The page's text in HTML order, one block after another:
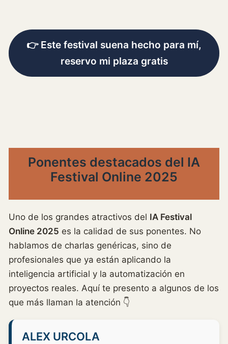
👉 Este festival suena hecho para mí,
reservo mi plaza gratis
Ponentes destacados del IA
Festival Online 2025
Uno de los grandes atractivos del IA Festival
Online 2025 es la calidad de sus ponentes. No
hablamos de charlas genéricas, sino de
profesionales que ya están aplicando la
inteligencia artificial y la automatización en
proyectos reales. Aquí te presento a algunos de los
que más llaman la atención 👇
ALEX URCOLA